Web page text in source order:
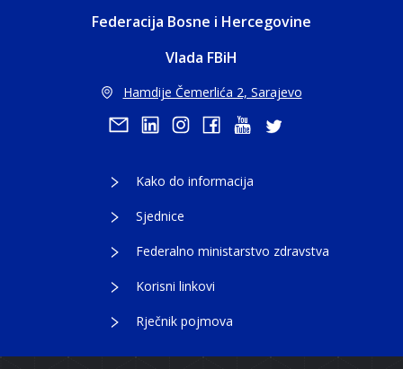
Federacija Bosne i Hercegovine
Vlada FBiH
Hamdije Čemerlića 2, Sarajevo
Kako do informacija
Sjednice
Federalno ministarstvo zdravstva
Korisni linkovi
Rječnik pojmova